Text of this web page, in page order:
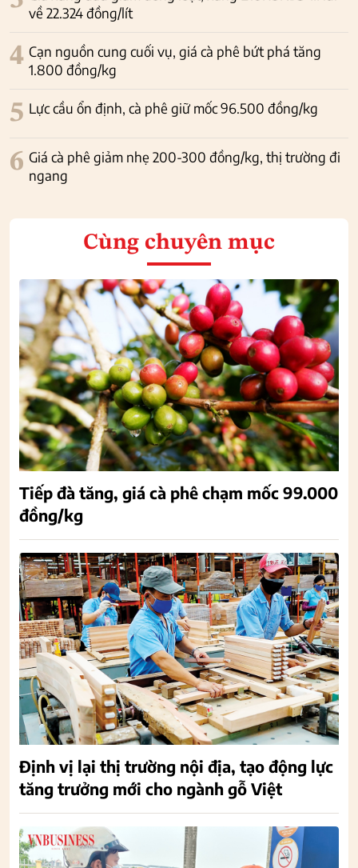
về 22.324 đồng/lít
4 Cạn nguồn cung cuối vụ, giá cà phê bứt phá tăng
1.800 đồng/kg
5 Lực cầu ổn định, cà phê giữ mốc 96.500 đồng/kg
6 Giá cà phê giảm nhẹ 200-300 đồng/kg, thị trường đi
ngang
Cùng chuyên mục
Tiếp đà tăng, giá cà phê chạm mốc 99.000
đồng/kg
Định vị lại thị trường nội địa, tạo động lực
tăng trưởng mới cho ngành gỗ Việt